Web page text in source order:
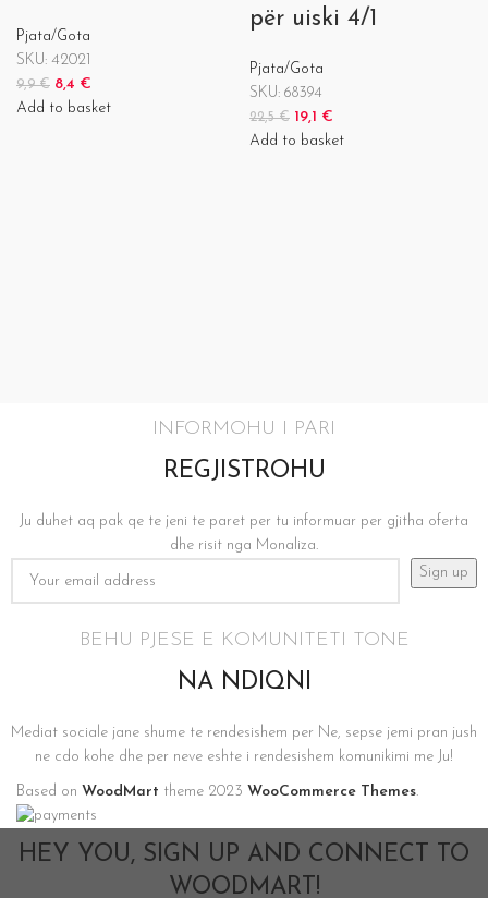
Pjata/Gota
SKU: 42021
9,9€ 8,4 €
Add to basket
për uiski 4/1
Pjata/Gota
SKU: 68394
22,5€ 19,1 €
Add to basket
INFORMOHU I PARI
REGJISTROHU
Ju duhet aq pak qe te jeni te paret per tu informuar per gjitha oferta
dhe risit nga Monaliza.
BEHU PJESE E KOMUNITETI TONE
NA NDIQNI
Mediat sociale jane shume te rendesishem per Ne, sepse jemi pran jush
ne cdo kohe dhe per neve eshte i rendesishem komunikimi me Ju!
Based on WoodMart theme 2023 WooCommerce Themes.
HEY YOU, SIGN UP AND CONNECT TO
WOODMART!